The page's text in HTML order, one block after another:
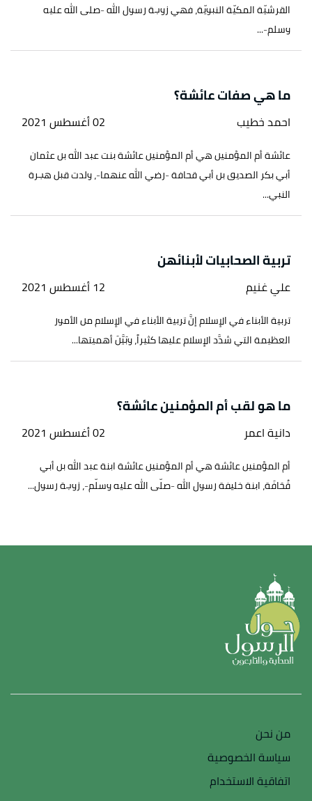
القرشيّة المكيّة النبويّة، فهي زوجة رسول الله -صلى الله عليه
وسلم-...
ما هي صفات عائشة؟
احمد خطيب 02 أغسطس 2021
عائشة أم المؤمنين هي أم المؤمنين عائشة بنت عبد الله بن عثمان
أبي بكر الصديق بن أبي قحافة -رضي الله عنهما-، ولدت قبل هجرة
النبي...
تربية الصحابيات لأبنائهن
علي غنيم 12 أغسطس 2021
تربية الأبناء في الإسلام إنَّ تربية الأبناء في الإسلام من الأمور
العظيمة التي شدَّد الإسلام عليها كثيراً، وبَيَّنَ أهميتها...
ما هو لقب أم المؤمنين عائشة؟
دانية اعمر 02 أغسطس 2021
أم المؤمنين عائشة هي أم المؤمنين عائشة ابنة عبد الله بن أبي
قُحَافَة، ابنة خليفة رسول الله -صلّى الله عليه وسلّم-، زوجة رسول...
من نحن
سياسة الخصوصية
اتفاقية الاستخدام